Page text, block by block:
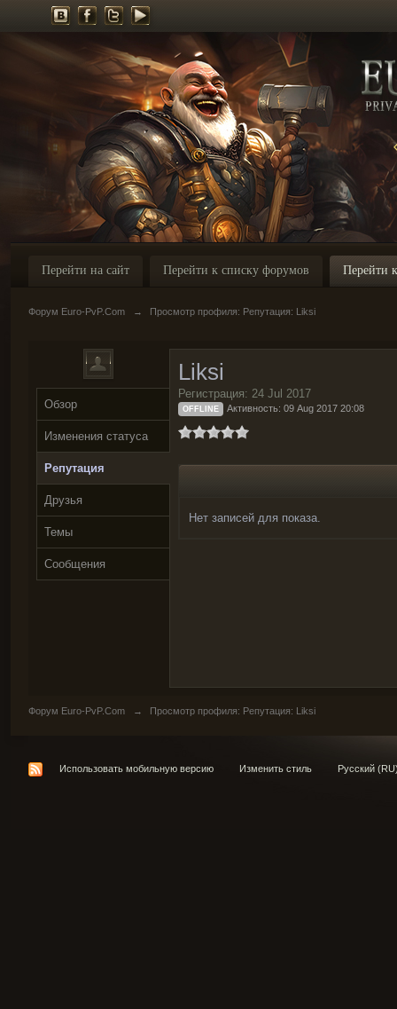
Перейти на сайт Перейти к списку форумов Перейти
Форум Euro-PvP.Com → Просмотр профиля: Репутация: Liksi
Обзор
Изменения статуса
Репутация
Друзья
Темы
Сообщения
Liksi
Регистрация: 24 Jul 2017
OFFLINE Активность: 09 Aug 2017 20:08
Нет записей для показа.
Форум Euro-PvP.Com → Просмотр профиля: Репутация: Liksi
Использовать мобильную версию Изменить стиль Русский